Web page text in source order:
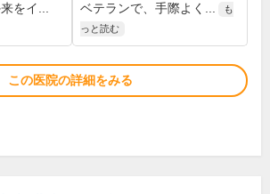
をイ...
ベテランで、手際よく...
も
っと読む
この医院の詳細をみる